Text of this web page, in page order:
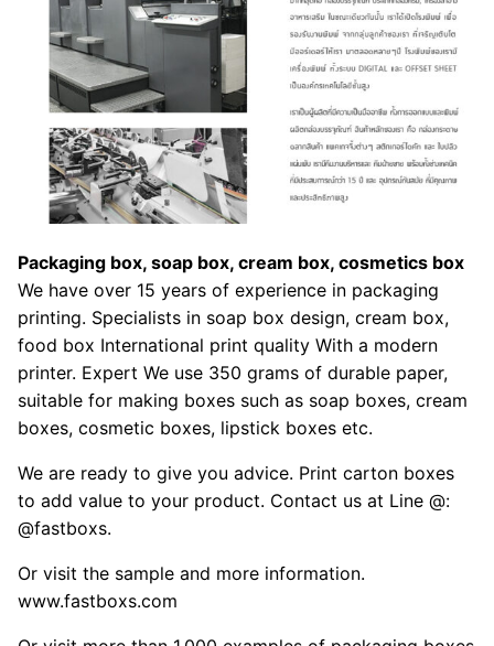
Packaging box, soap box, cream box, cosmetics box
We have over 15 years of experience in packaging
printing. Specialists in soap box design, cream box,
food box International print quality With a modern
printer. Expert We use 350 grams of durable paper,
suitable for making boxes such as soap boxes, cream
boxes, cosmetic boxes, lipstick boxes etc.
We are ready to give you advice. Print carton boxes
to add value to your product. Contact us at Line @:
@fastboxs.
Or visit the sample and more information.
www.fastboxs.com